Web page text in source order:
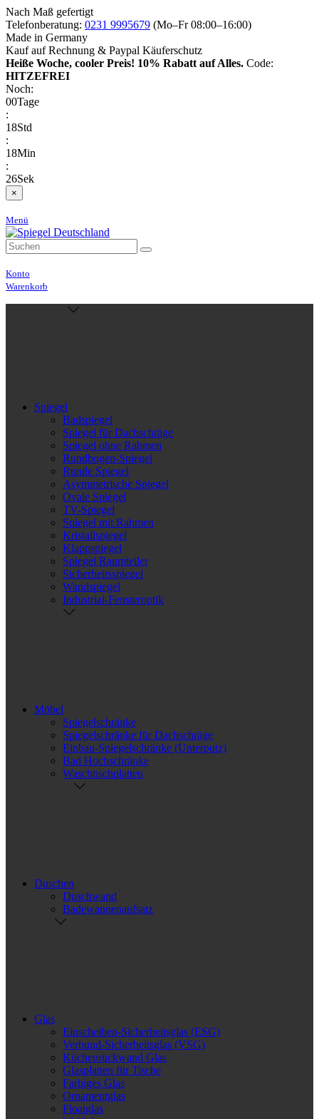
Nach Maß gefertigt
Telefonberatung: 0231 9995679 (Mo–Fr 08:00–16:00)
Made in Germany
Kauf auf Rechnung & Paypal Käuferschutz
Heiße Woche, cooler Preis! 10% Rabatt auf Alles. Code:
HITZEFREI
Noch:
00Tage
:
18Std
:
18Min
:
26Sek
×
Menü
Konto
Warenkorb
Spiegel
Badspiegel
Spiegel für Dachschräge
Spiegel ohne Rahmen
Rundbogen-Spiegel
Runde Spiegel
Asymmetrische Spiegel
Ovale Spiegel
TV-Spiegel
Spiegel mit Rahmen
Kristallspiegel
Klappspiegel
Spiegel Raumteiler
Sicherheitsspiegel
Wandspiegel
Industrial-Fensteroptik
Möbel
Spiegelschränke
Spiegelschränke für Dachschräge
Einbau-Spiegelschränke (Unterputz)
Bad Hochschränke
Waschtischplatten
Duschen
Duschwand
Badewannenaufsatz
Glas
Einscheiben-Sicherheitsglas (ESG)
Verbund-Sicherheitsglas (VSG)
Küchenrückwand Glas
Glasplatten für Tische
Farbiges Glas
Ornamentglas
Floatglas